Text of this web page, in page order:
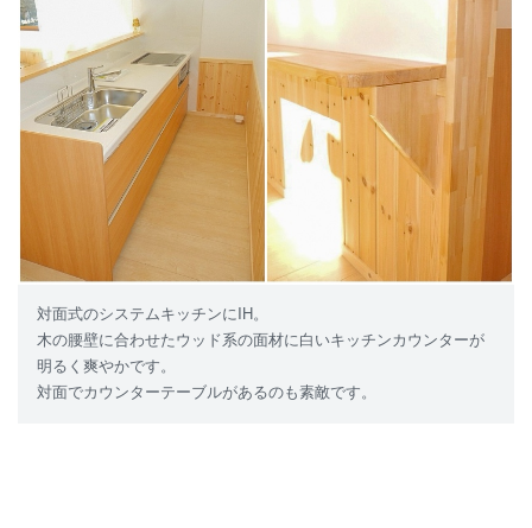
対面式のシステムキッチンにIH。
木の腰壁に合わせたウッド系の面材に白いキッチンカウンターが
明るく爽やかです。
対面でカウンターテーブルがあるのも素敵です。